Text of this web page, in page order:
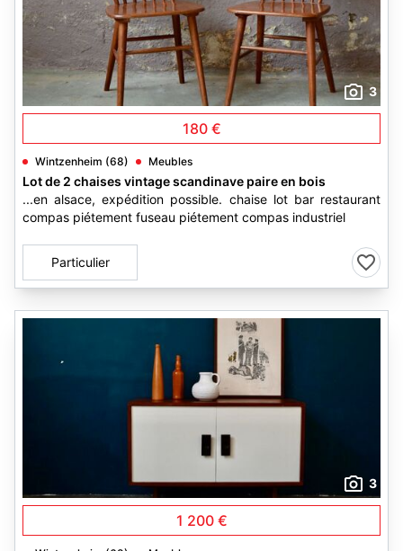
3
180 €
Wintzenheim (68) Meubles
Lot de 2 chaises vintage scandinave paire en bois
...en alsace, expédition possible. chaise lot bar restaurant
compas piétement fuseau piétement compas industriel
Particulier
3
1 200 €